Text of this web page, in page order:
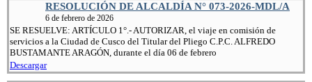
RESOLUCIÓN DE ALCALDÍA N° 073-2026-MDL/A
6 de febrero de 2026
SE RESUELVE: ARTÍCULO 1°.- AUTORIZAR, el viaje en comisión de
servicios a la Ciudad de Cusco del Titular del Pliego C.P.C. ALFREDO
BUSTAMANTE ARAGÓN, durante el día 06 de febrero
Descargar